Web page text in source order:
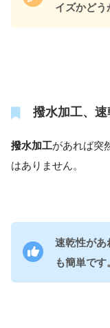
イズかどう
撥水加工、
撥水加工があれば突
はありません。
速乾性があ
も簡単です